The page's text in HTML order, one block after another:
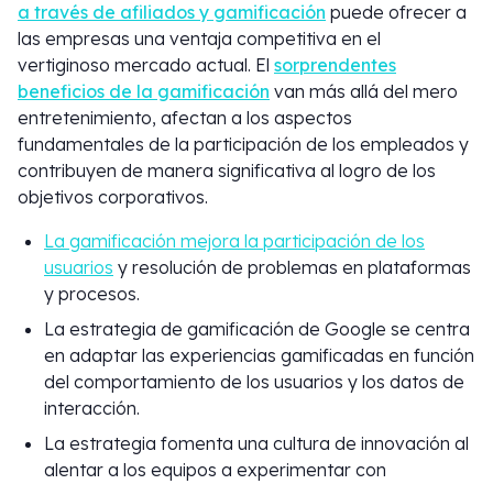
a través de afiliados y gamificación puede ofrecer a
las empresas una ventaja competitiva en el
vertiginoso mercado actual. El sorprendentes
beneficios de la gamificación van más allá del mero
entretenimiento, afectan a los aspectos
fundamentales de la participación de los empleados y
contribuyen de manera significativa al logro de los
objetivos corporativos.
La gamificación mejora la participación de los
usuarios y resolución de problemas en plataformas
y procesos.
La estrategia de gamificación de Google se centra
en adaptar las experiencias gamificadas en función
del comportamiento de los usuarios y los datos de
interacción.
La estrategia fomenta una cultura de innovación al
alentar a los equipos a experimentar con